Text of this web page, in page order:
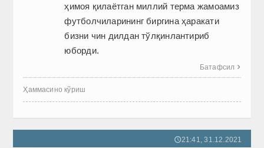
ҳимоя қилаётган миллий терма жамоамиз
футболчиларининг биргина ҳаракати
бизни чин дилдан тўлқинлантириб
юборди.
Батафсил 
Ҳаммасино кўриш
🕔21:41, 31.12.2021